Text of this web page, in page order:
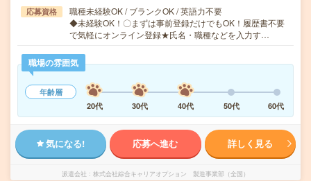
応募資格
職種未経験OK / ブランクOK / 英語力不要
◆未経験OK！〇まずは事前登録だけでもOK！履歴書不要
で気軽にオンライン登録★氏名・職種などを入力す…
職場の雰囲気
年齢層
20代
30代 40代 50代 60代
気になる! 応募へ進む 詳しく見る
派遣会社 株式会社綜合キャリアオプション 製造事業部（全国）